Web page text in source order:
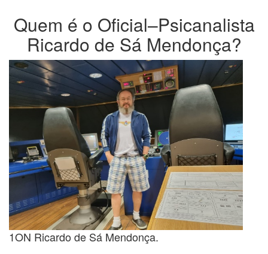
Quem é o Oficial–Psicanalista
Ricardo de Sá Mendonça?
1ON Ricardo de Sá Mendonça.